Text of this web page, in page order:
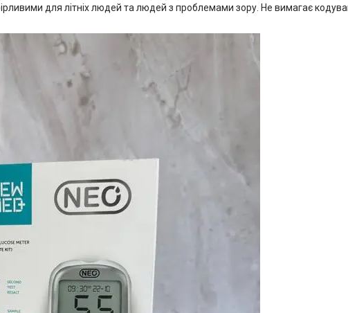
для літніх людей та людей з проблемами зору. Не вимагає